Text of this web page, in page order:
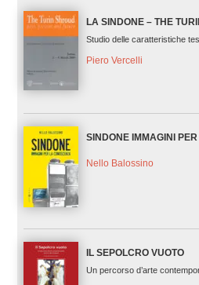
LA SINDONE – THE
Studio delle caratteristiche
Piero Vercelli
SINDONE IMMAGINI
Nello Balossino
IL SEPOLCRO VUOTO
Un percorso d’arte